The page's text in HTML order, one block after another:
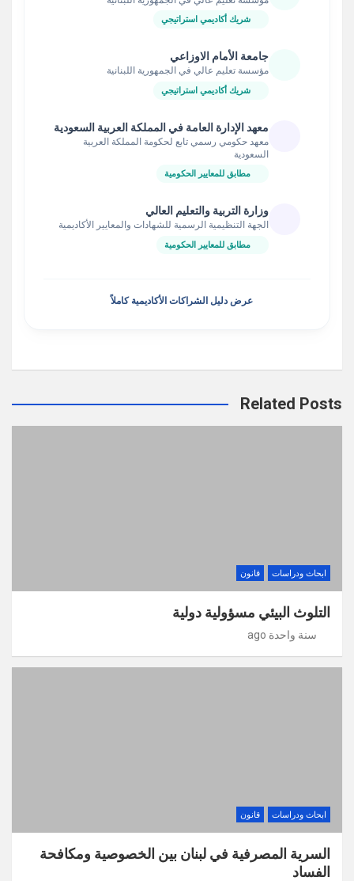
شريك أكاديمي استراتيجي
جامعة الأمام الاوزاعي
مؤسسة تعليم عالي في الجمهورية اللبنانية
شريك أكاديمي استراتيجي
معهد الإدارة العامة في المملكة العربية السعودية
معهد حكومي رسمي تابع لحكومة المملكة العربية
السعودية
مطابق للمعايير الحكومية
وزارة التربية والتعليم العالي
الجهة التنظيمية الرسمية للشهادات والمعايير الأكاديمية
مطابق للمعايير الحكومية
عرض دليل الشراكات الأكاديمية كاملاً
Related Posts
ابحاث ودراسات قانون
التلوث البيئي مسؤولية دولية
سنة واحدة ago
ابحاث ودراسات قانون
السرية المصرفية في لبنان بين الخصوصية ومكافحة
الفساد